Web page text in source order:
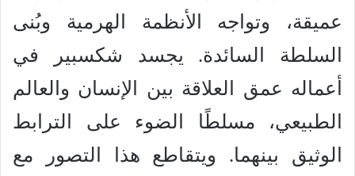
عميقة، وتواجه الأنظمة الهرمية وبُنى
السلطة السائدة. يجسد شكسبير في
أعماله عمق العلاقة بين الإنسان والعالم
الطبيعي، مسلطًا الضوء على الترابط
الوثيق بينهما. ويتقاطع هذا التصور مع